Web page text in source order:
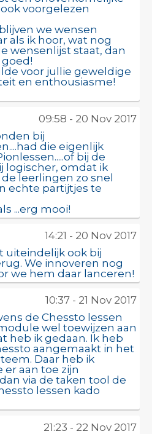
voorgelezen
we wensen
als ik hoor, wat nog
wensenlijst staat, dan
voor jullie geweldige
en enthousiasme!
09:58 - 20 Nov 2017
bij
die eigenlijk
bij de
logischer, omdat ik
leerlingen zo snel
echte partijtjes te
...erg mooi!
14:21 - 20 Nov 2017
uiteindelijk ook bij
We innoveren nog
we hem daar lanceren!
10:37 - 21 Nov 2017
de Chessto lessen
wel toewijzen aan
heb ik gedaan. Ik heb
aangemaakt in het
Daar heb ik
aan toe zijn
via de taken tool de
lessen kado
21:23 - 22 Nov 2017